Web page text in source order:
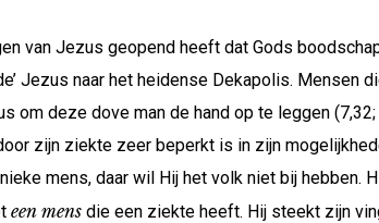
van Jezus geopend heeft dat Gods
Jezus naar het heidense Dekapolis. Mensen
om deze dove man de hand op te leggen (7,32;
zijn ziekte zeer beperkt is in zijn
mens, daar wil Hij het volk niet bij hebben.
een mens die een ziekte heeft. Hij steekt zijn